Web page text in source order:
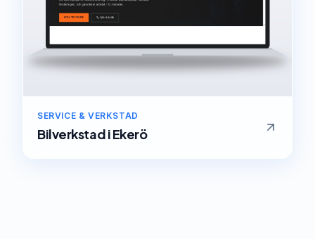
SERVICE & VERKSTAD
BilverkstadiEkerö